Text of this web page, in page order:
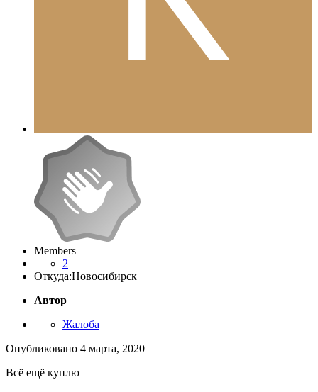
Members
2
Откуда:Новосибирск
Автор
Жалоба
Опубликовано 4 марта, 2020
Всё ещё куплю